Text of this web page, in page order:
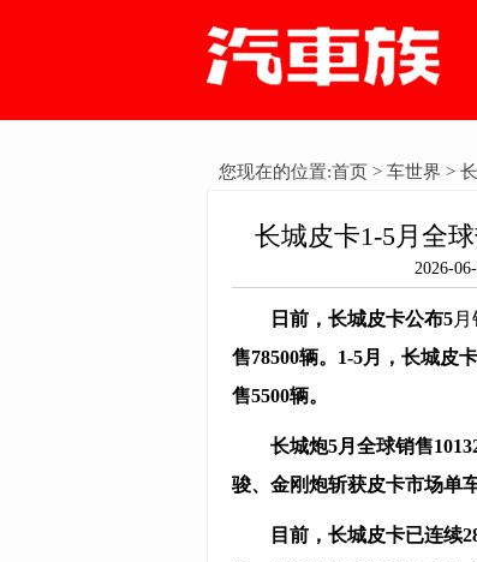
您现在的位置:首页 > 车世界 >
长城皮卡1-5月全
2026-
日前，长城皮卡公布5
售78500辆。1-5月，长城皮
售5500辆。
长城炮5月全球销售
骏、金刚炮斩获皮卡市场单
目前，长城皮卡已连续